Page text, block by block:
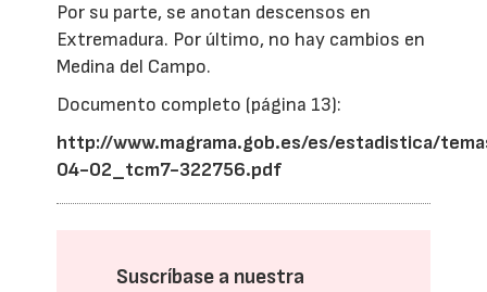
Por su parte, se anotan descensos en
Extremadura. Por último, no hay cambios en
Medina del Campo.
Documento completo (página 13):
http://www.magrama.gob.es/es/estadistica/
04-02_tcm7-322756.pdf
Suscríbase a nuestra